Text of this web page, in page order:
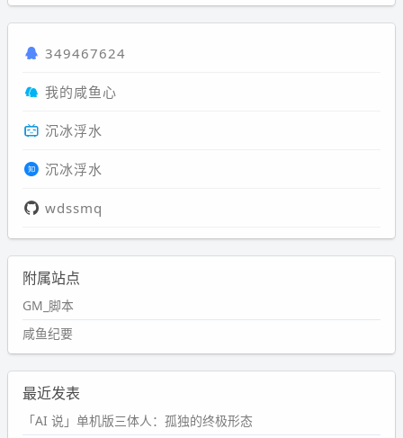
349467624
我的咸鱼心
沉冰浮水
沉冰浮水
wdssmq
附属站点
GM_脚本
咸鱼纪要
最近发表
「AI 说」单机版三体人：孤独的终极形态